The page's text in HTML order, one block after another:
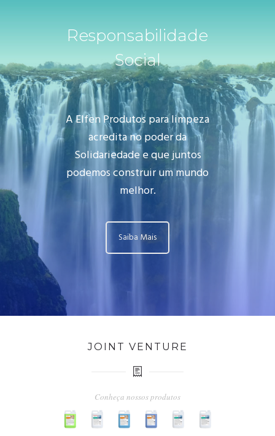
Responsabilidade
Social
A Elfen Produtos para limpeza
acredita no poder da
Solidariedade e que juntos
podemos construir um mundo
melhor.
Saiba Mais
JOINT VENTURE
Conheça nossos produtos